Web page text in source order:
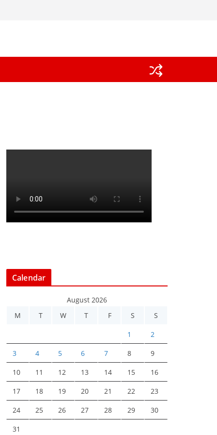
Calendar
August 2026
M
T W T F S S
1 2
3 4 5 6 7 8 9
10 11 12 13 14 15 16
17 18 19 20 21 22 23
24 25 26 27 28 29 30
31